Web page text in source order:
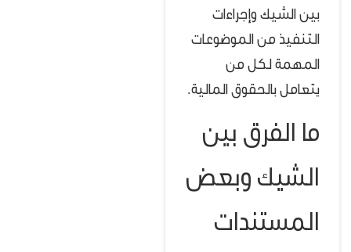
بين الشيك وإجراءات
التنفيذ من الموضوعات
المهمة لكل من
يتعامل بالحقوق المالية.
ما الفرق بين
الشيك وبعض
المستندات